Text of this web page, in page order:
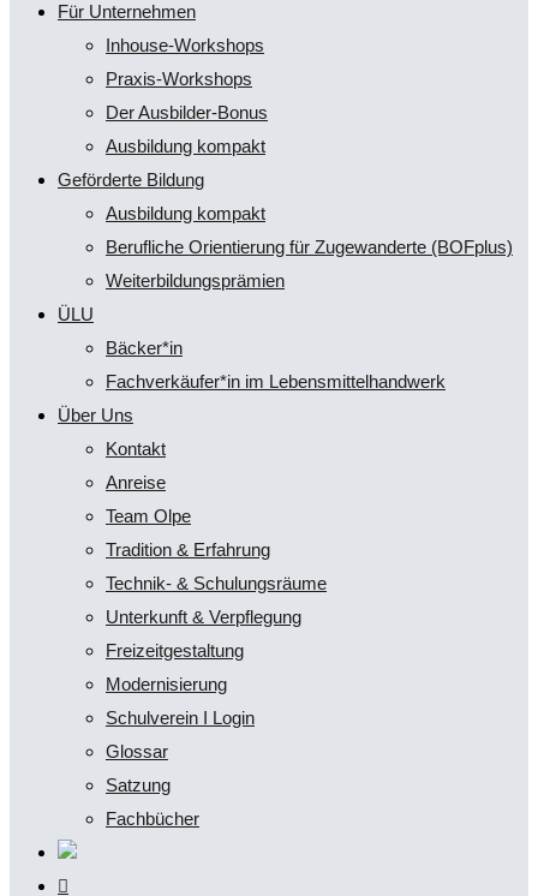
Für Unternehmen
Inhouse-Workshops
Praxis-Workshops
Der Ausbilder-Bonus
Ausbildung kompakt
Geförderte Bildung
Ausbildung kompakt
Berufliche Orientierung für Zugewanderte (BOFplus)
Weiterbildungsprämien
ÜLU
Bäcker*in
Fachverkäufer*in im Lebensmittelhandwerk
Über Uns
Kontakt
Anreise
Team Olpe
Tradition & Erfahrung
Technik- & Schulungsräume
Unterkunft & Verpflegung
Freizeitgestaltung
Modernisierung
Schulverein I Login
Glossar
Satzung
Fachbücher
Website-